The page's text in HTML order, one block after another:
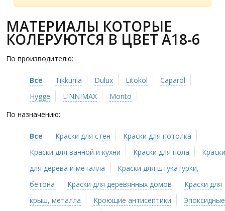
МАТЕРИАЛЫ КОТОРЫЕ
КОЛЕРУЮТСЯ В ЦВЕТ A18-6
По производителю:
Все Tikkurila Dulux Litokol
Caparol
Hygge
LINNIMAX
Monto
По назначению:
Все Краски для стен
Краски для потолка
Краски для ванной и кухни
Краски для пола
Краски
для дерева и металла
Краски для штукатурки,
бетона
Краски для деревянных домов
Краски для
крыш, металла
Кроющие антисептики
Эпоксидные